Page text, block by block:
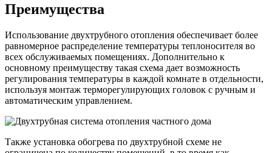
Преимущества
Использование двухтрубного отопления обеспечивает более
равномерное распределение температуры теплоносителя во
всех обслуживаемых помещениях. Дополнительно к
основному преимуществу такая схема дает возможность
регулирования температуры в каждой комнате в отдельности,
используя монтаж терморегулирующих головок с ручным и
автоматическим управлением.
Также установка обогрева по двухтрубной схеме не